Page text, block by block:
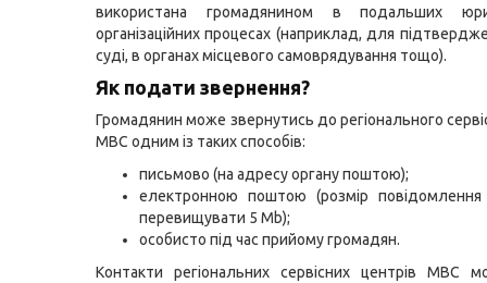
використана громадянином в подальших
організаційних процесах (наприклад, для
суді, в органах місцевого самоврядування тощо).
Як подати звернення?
Громадянин може звернутись до регіонального
МВС одним із таких способів:
письмово (на адресу органу поштою);
електронною поштою (розмір
перевищувати 5 Mb);
особисто під час прийому громадян.
Контакти регіональних сервісних центрів МВС